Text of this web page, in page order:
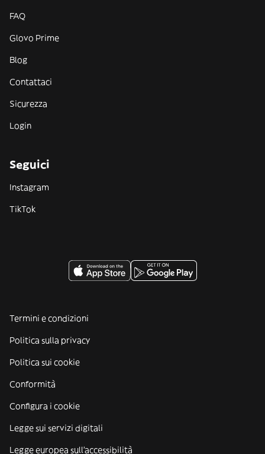
FAQ
Glovo Prime
Blog
Contattaci
Sicurezza
Login
Seguici
Instagram
TikTok
Termini e condizioni
Politica sulla privacy
Politica sui cookie
Conformità
Configura i cookie
Legge sui servizi digitali
Legge europea sull'accessibilità